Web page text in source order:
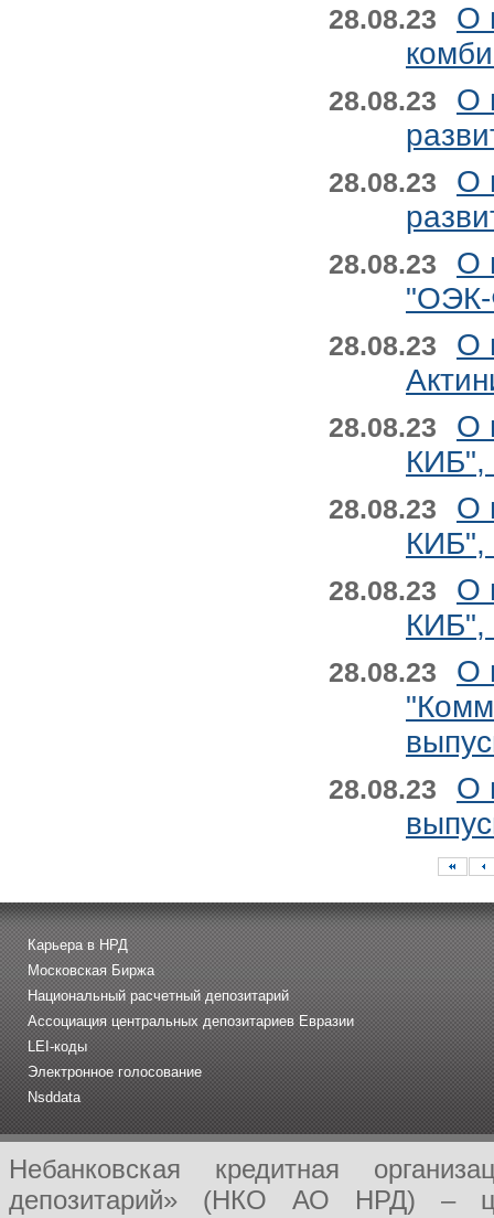
28.08.23
О
28.08.23
О
28.08.23
О
28.08.23
О
"ОЭК-
28.08.23
О
28.08.23
О
КИБ",
28.08.23
О
КИБ",
28.08.23
О
КИБ",
28.08.23
О
28.08.23
О
Карьера в НРД
Московская Биржа
Национальный расчетный депозитарий
Ассоциация центральных депозитариев Евразии
LEI-коды
Электронное голосование
Nsddata
Небанковская кредитная
депозитарий» (НКО АО НРД) –